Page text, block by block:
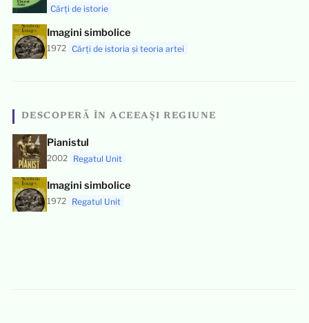
Cărți de istorie
Imagini simbolice
1972 Cărți de istoria și teoria artei
DESCOPERĂ ÎN ACEEAȘI REGIUNE
Pianistul
2002 Regatul Unit
Imagini simbolice
1972 Regatul Unit